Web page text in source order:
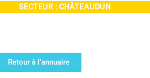
SECTEUR : CHÂTEAUDUN
Retour à l'annuaire